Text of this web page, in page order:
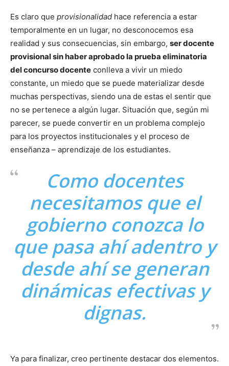
Es claro que provisionalidad hace referencia a estar
temporalmente en un lugar, no desconocemos esa
realidad y sus consecuencias, sin embargo, ser docente
provisional sin haber aprobado la prueba eliminatoria
del concurso docente conlleva a vivir un miedo
constante, un miedo que se puede materializar desde
muchas perspectivas, siendo una de estas el sentir que
no se pertenece a algún lugar. Situación que, según mi
parecer, se puede convertir en un problema complejo
para los proyectos institucionales y el proceso de
enseñanza – aprendizaje de los estudiantes.
Como docentes
necesitamos que el
gobierno conozca lo
que pasa ahí adentro y
desde ahí se generan
dinámicas efectivas y
dignas.
Ya para finalizar, creo pertinente destacar dos elementos.